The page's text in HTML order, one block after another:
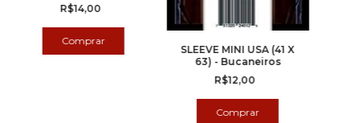
Virus
R$14,00
SLEEVE MINI USA (41 X
63) - Bucaneiros
R$12,00